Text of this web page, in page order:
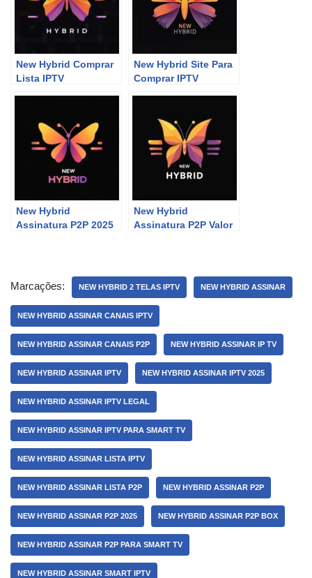
New Hybrid Comprar
Lista IPTV
New Hybrid Site Para
Comprar IPTV
New Hybrid
Assinatura P2P 2025
New Hybrid
Assinatura P2P Valor
Marcações: NEW HYBRID 2 TELAS IPTV NEW HYBRID ASSINAR
NEW HYBRID ASSINAR CANAIS IPTV
NEW HYBRID ASSINAR CANAIS P2P NEW HYBRID ASSINAR IP TV
NEW HYBRID ASSINAR IPTV NEW HYBRID ASSINAR IPTV 2025
NEW HYBRID ASSINAR IPTV LEGAL
NEW HYBRID ASSINAR IPTV PARA SMART TV
NEW HYBRID ASSINAR LISTA IPTV
NEW HYBRID ASSINAR LISTA P2P NEW HYBRID ASSINAR P2P
NEW HYBRID ASSINAR P2P 2025 NEW HYBRID ASSINAR P2P BOX
NEW HYBRID ASSINAR P2P PARA SMART TV
NEW HYBRID ASSINAR SMART IPTV